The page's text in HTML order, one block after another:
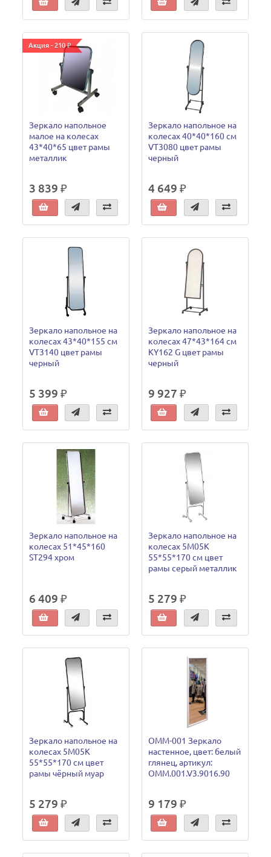
Акция - 210 ₽
Зеркало напольное
малое на колесах
43*40*65 цвет рамы
металлик
3 839 ₽
Зеркало напольное на
колесах 40*40*160 см
VT3080 цвет рамы
черный
4 649 ₽
Зеркало напольное на
колесах 43*40*155 см
VT3140 цвет рамы
черный
5 399 ₽
Зеркало напольное на
колесах 47*43*164 см
KY162 G цвет рамы
черный
9 927 ₽
Зеркало напольное на
колесах 51*45*160
ST294 хром
6 409 ₽
Зеркало напольное на
колесах 5М05К
55*55*170 см цвет
рамы серый металлик
5 279 ₽
Зеркало напольное на
колесах 5М05К
55*55*170 см цвет
рамы чёрный муар
5 279 ₽
ОММ-001 Зеркало
настенное, цвет: белый
глянец, артикул:
OMM.001.V3.9016.90
9 179 ₽